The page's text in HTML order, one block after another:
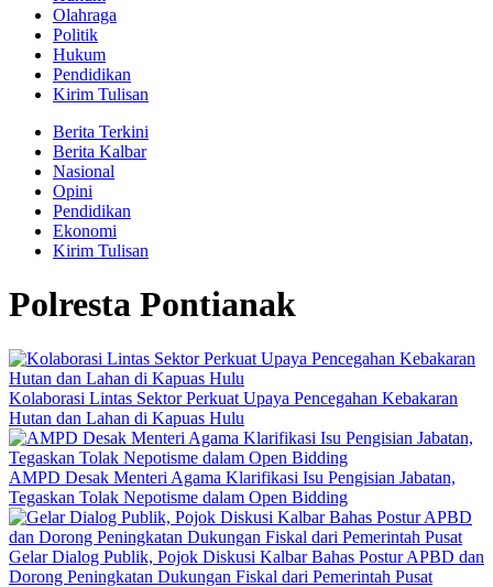
Olahraga
Politik
Hukum
Pendidikan
Kirim Tulisan
Berita Terkini
Berita Kalbar
Nasional
Opini
Pendidikan
Ekonomi
Kirim Tulisan
Polresta Pontianak
Kolaborasi Lintas Sektor Perkuat Upaya Pencegahan Kebakaran
Hutan dan Lahan di Kapuas Hulu
AMPD Desak Menteri Agama Klarifikasi Isu Pengisian Jabatan,
Tegaskan Tolak Nepotisme dalam Open Bidding
Gelar Dialog Publik, Pojok Diskusi Kalbar Bahas Postur APBD dan
Dorong Peningkatan Dukungan Fiskal dari Pemerintah Pusat